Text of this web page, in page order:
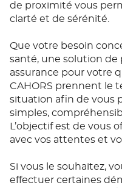
de proximité vous
clarté et de sérénité.
Que votre besoin
santé, une solution de
assurance pour votre
CAHORS prennent le
situation afin de vous
simples,
L’objectif est de vous
avec vos attentes et
Si vous le souhaitez,
effectuer certaines